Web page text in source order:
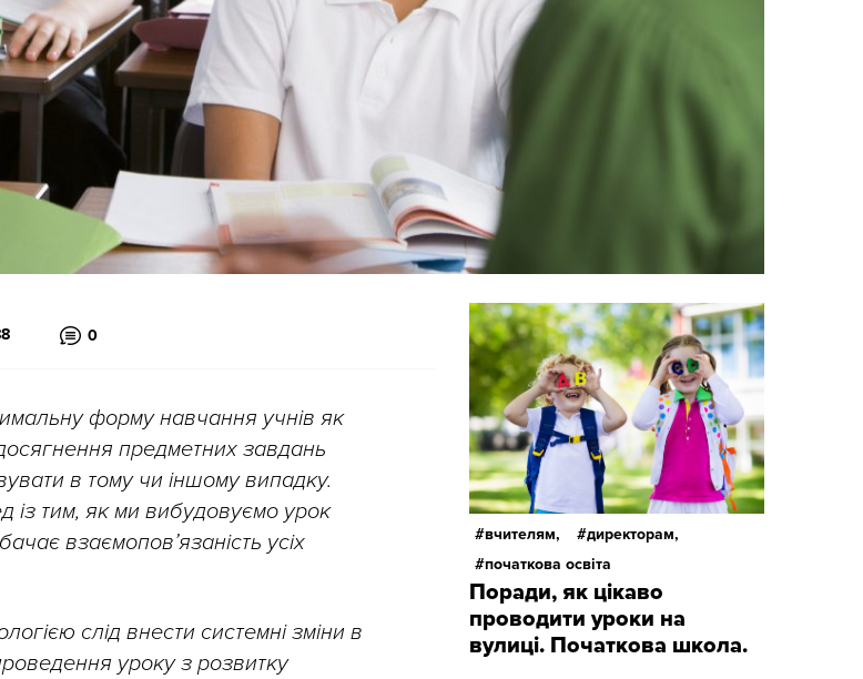
0
форму навчання учнів як
предметних завдань
в тому чи іншому випадку.
із тим, як ми вибудовуємо урок
взаємопов’язаність усіх
слід внести системні зміни в
уроку з розвитку
вчителям,
директорам,
початкова освіта
Поради, як цікаво
проводити уроки на
вулиці. Початкова школа.